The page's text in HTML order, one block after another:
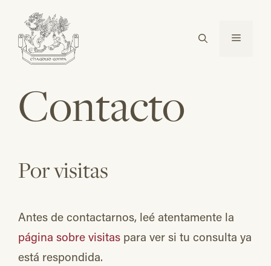
contenido
Menú
Contacto
Por visitas
Antes de contactarnos, leé atentamente la
página sobre visitas para ver si tu consulta ya
está respondida.